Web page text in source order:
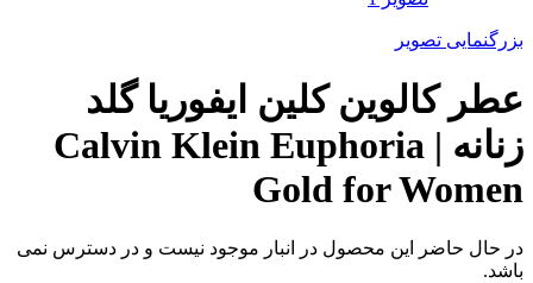
بزرگنمایی تصویر
عطر کالوین کلین ایفوریا گلد
زنانه | Calvin Klein Euphoria
Gold for Women
در حال حاضر این محصول در انبار موجود نیست و در دسترس نمی
باشد.